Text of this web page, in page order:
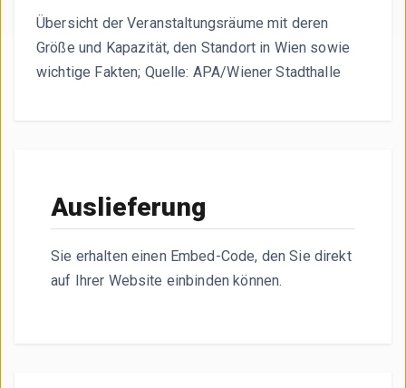
Übersicht der Veranstaltungsräume mit deren
Größe und Kapazität, den Standort in Wien sowie
wichtige Fakten; Quelle: APA/Wiener Stadthalle
Auslieferung
Sie erhalten einen Embed-Code, den Sie direkt
auf Ihrer Website einbinden können.